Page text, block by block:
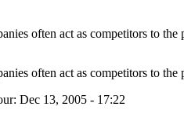
often act as competitors to
often act as competitors to
Dec 13, 2005 - 17:22